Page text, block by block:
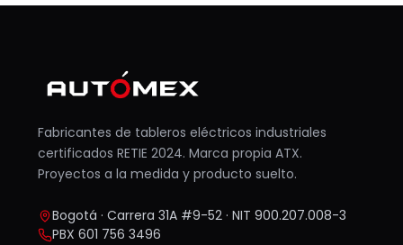
Fabricantes de tableros eléctricos industriales
certificados RETIE 2024. Marca propia ATX.
Proyectos a la medida y producto suelto.
Bogotá · Carrera 31A #9-52 · NIT 900.207.008-3
PBX 601 756 3496